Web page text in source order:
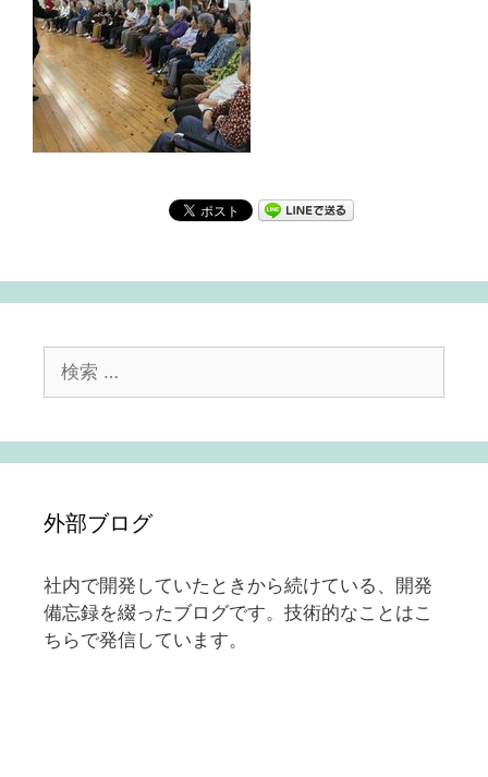
索:
外部ブログ
社内で開発していたときから続けている、開発
備忘録を綴ったブログです。技術的なことはこ
ちらで発信しています。